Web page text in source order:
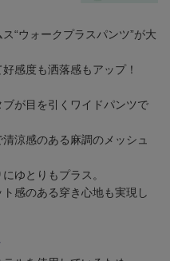
“ウォークプラスパンツ”が大
感度も洒落感もアップ！
が目を引くワイドパンツで
涼感のある麻調のメッシュ
ゆとりもプラス。
感のある穿き心地も実現し